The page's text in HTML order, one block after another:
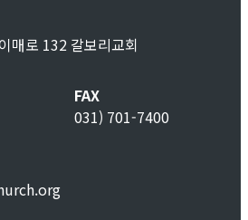
매로 132 갈보리교회
FAX
031) 701-7400